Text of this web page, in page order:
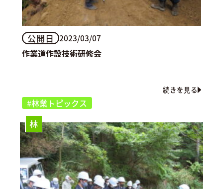
公開日 2023/03/07
作業道作設技術研修会
続きを見る
#林業トピックス
林